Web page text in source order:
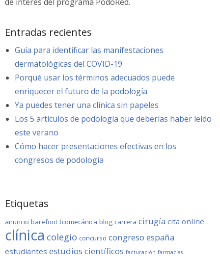
Entradas recientes
Guía para identificar las manifestaciones
dermatológicas del COVID-19
Porqué usar los términos adecuados puede
enriquecer el futuro de la podología
Ya puedes tener una clínica sin papeles
Los 5 artículos de podología que deberías haber leído
este verano
Cómo hacer presentaciones efectivas en los
congresos de podología
Etiquetas
anuncio barefoot biomecánica blog carrera cirugía cita online
clínica colegio concurso congreso españa
estudiantes estudios científicos facturación farmacias